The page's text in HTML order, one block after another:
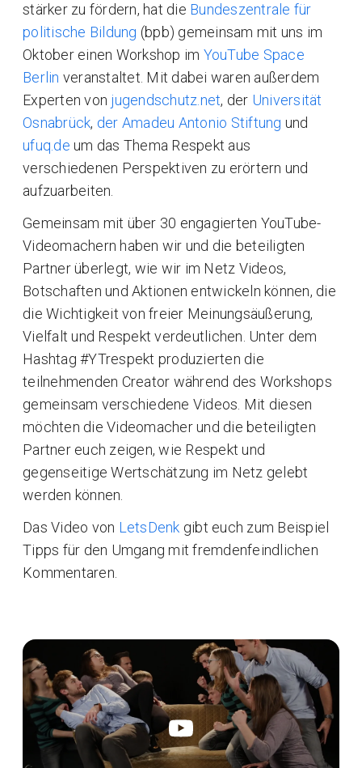
stärker zu fördern, hat die Bundeszentrale für
politische Bildung (bpb) gemeinsam mit uns im
Oktober einen Workshop im YouTube Space
Berlin veranstaltet. Mit dabei waren außerdem
Experten von jugendschutz.net, der Universität
Osnabrück, der Amadeu Antonio Stiftung und
ufuq.de um das Thema Respekt aus
verschiedenen Perspektiven zu erörtern und
aufzuarbeiten.
Gemeinsam mit über 30 engagierten YouTube-
Videomachern haben wir und die beteiligten
Partner überlegt, wie wir im Netz Videos,
Botschaften und Aktionen entwickeln können, die
die Wichtigkeit von freier Meinungsäußerung,
Vielfalt und Respekt verdeutlichen. Unter dem
Hashtag #YTrespekt produzierten die
teilnehmenden Creator während des Workshops
gemeinsam verschiedene Videos. Mit diesen
möchten die Videomacher und die beteiligten
Partner euch zeigen, wie Respekt und
gegenseitige Wertschätzung im Netz gelebt
werden können.
Das Video von LetsDenk gibt euch zum Beispiel
Tipps für den Umgang mit fremdenfeindlichen
Kommentaren.